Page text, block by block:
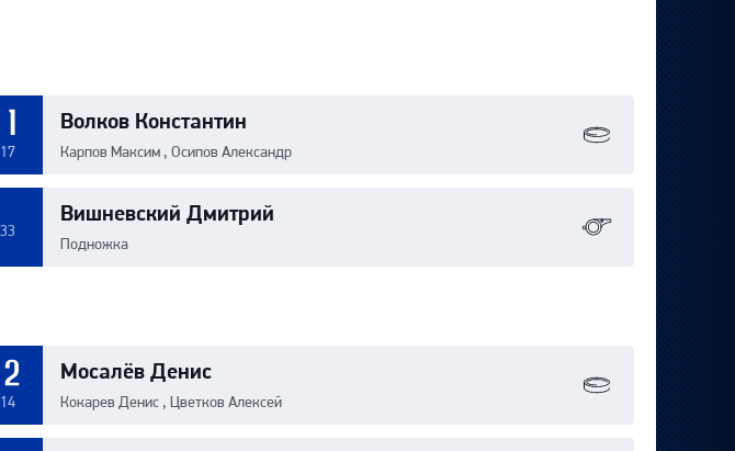
Волков Константин
Карпов Максим , Осипов Александр
Вишневский Дмитрий
Подножка
Мосалёв Денис
Кокарев Денис , Цветков Алексей